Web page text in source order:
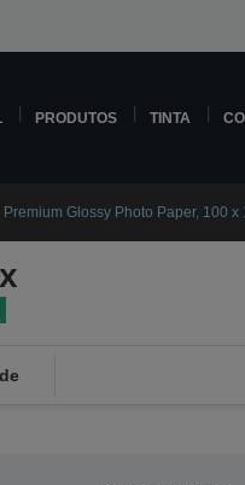
PRODUTOS TINTA
Premium Glossy Photo Paper, 100